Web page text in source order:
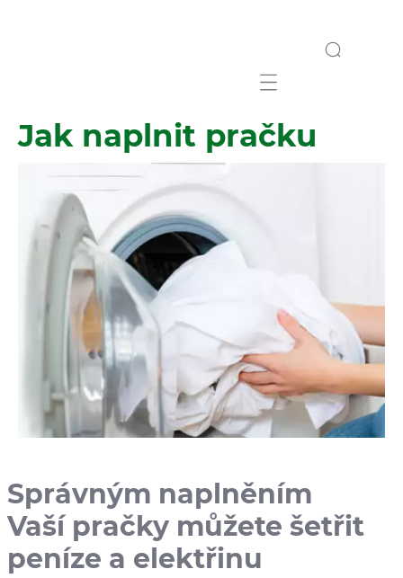
Mobile navigation
Jak naplnit pračku
Správným naplněním
Vaší pračky můžete šetřit
peníze a elektřinu